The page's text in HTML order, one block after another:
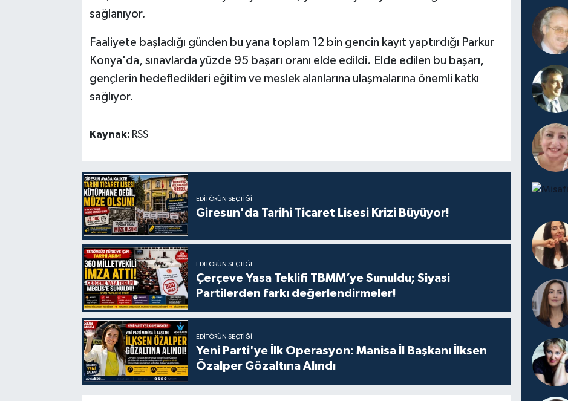
sağlanıyor.
Faaliyete başladığı günden bu yana toplam 12 bin gencin kayıt yaptırdığı Parkur
Konya'da, sınavlarda yüzde 95 başarı oranı elde edildi. Elde edilen bu başarı,
gençlerin hedefledikleri eğitim ve meslek alanlarına ulaşmalarına önemli katkı
sağlıyor.
Kaynak: RSS
EDITÖRÜN SEÇTIĞI
Giresun'da Tarihi Ticaret Lisesi Krizi Büyüyor!
EDITÖRÜN SEÇTIĞI
Çerçeve Yasa Teklifi TBMM’ye Sunuldu; Siyasi
Partilerden farkı değerlendirmeler!
EDITÖRÜN SEÇTIĞI
Yeni Parti'ye İlk Operasyon: Manisa İl Başkanı İlksen
Özalper Gözaltına Alındı